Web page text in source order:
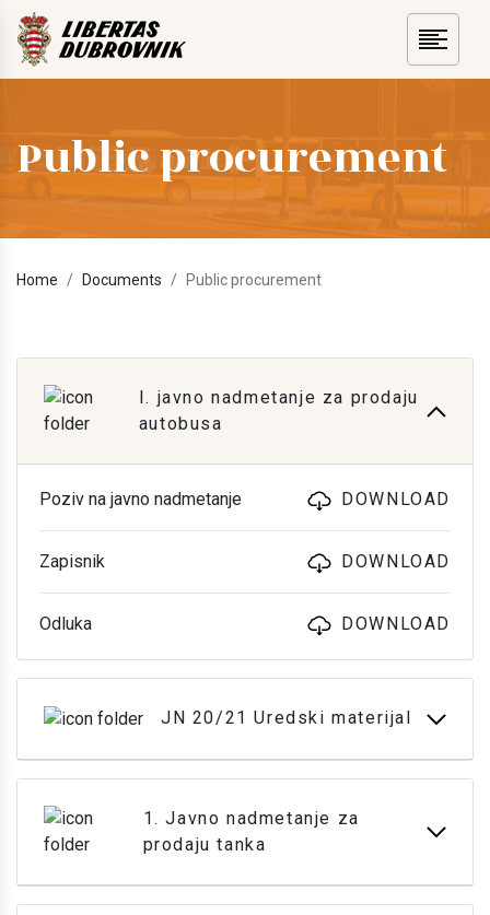
Public procurement
Home Documents Public procurement
I. javno nadmetanje za prodaju
autobusa
Poziv na javno nadmetanje DOWNLOAD
Zapisnik DOWNLOAD
Odluka DOWNLOAD
JN 20/21 Uredski materijal
1. Javno nadmetanje za
prodaju tanka